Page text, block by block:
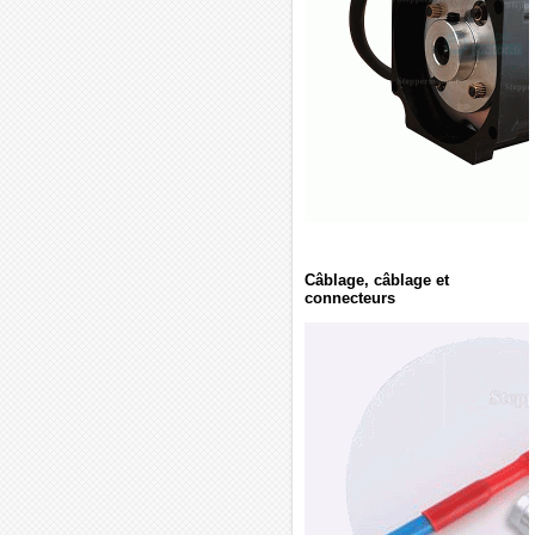
Câblage, câblage et
connecteurs